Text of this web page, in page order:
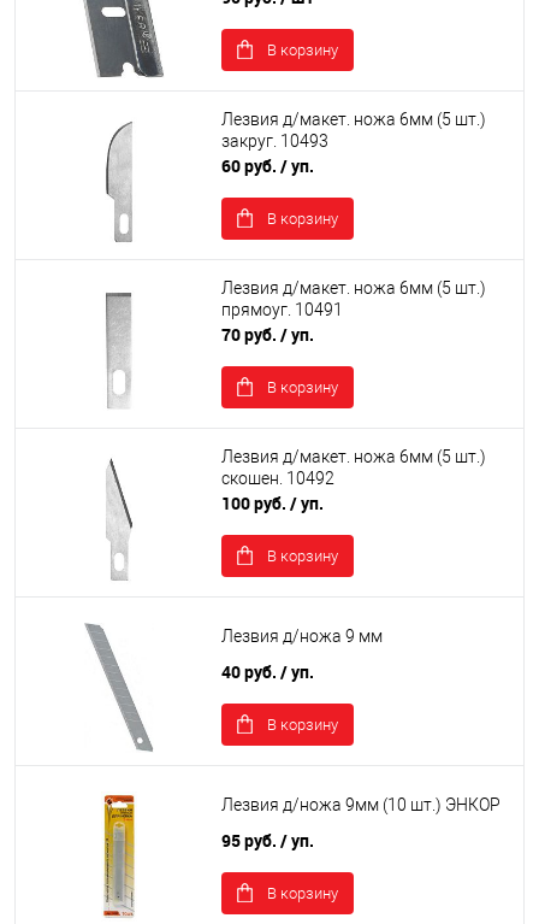
В корзину
Лезвия д/макет. ножа 6мм (5 шт.)
закруг. 10493
60 руб. / уп.
В корзину
Лезвия д/макет. ножа 6мм (5 шт.)
прямоуг. 10491
70 руб. / уп.
В корзину
Лезвия д/макет. ножа 6мм (5 шт.)
скошен. 10492
100 руб. / уп.
В корзину
Лезвия д/ножа 9 мм
40 руб. / уп.
В корзину
Лезвия д/ножа 9мм (10 шт.) ЭНКОР
95 руб. / уп.
В корзину